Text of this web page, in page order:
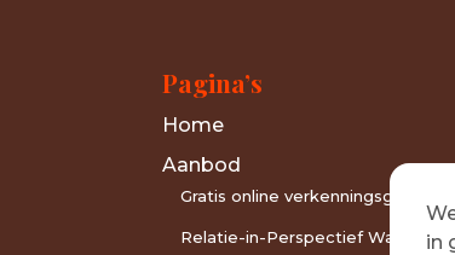
Pagina’s
Home
Aanbod
Gratis online verkenningsgesprek
Relatie-in-Perspectief Wandeling
in